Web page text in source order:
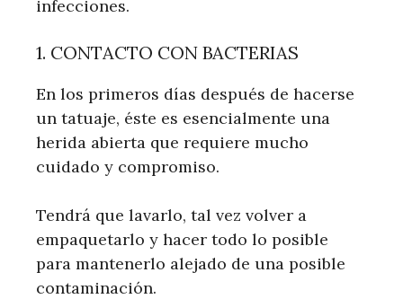
infecciones.
1. CONTACTO CON BACTERIAS
En los primeros días después de hacerse
un tatuaje, éste es esencialmente una
herida abierta que requiere mucho
cuidado y compromiso.
Tendrá que lavarlo, tal vez volver a
empaquetarlo y hacer todo lo posible
para mantenerlo alejado de una posible
contaminación.